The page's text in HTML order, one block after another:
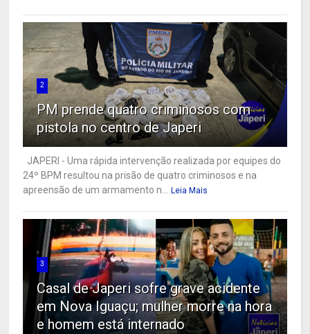
2
PM prende quatro criminosos com
pistola no centro de Japeri
JAPERI - Uma rápida intervenção realizada por equipes do
24º BPM resultou na prisão de quatro criminosos e na
apreensão de um armamento n... Leia Mais
3
Casal de Japeri sofre grave acidente
em Nova Iguaçu; mulher morre na hora
e homem está internado